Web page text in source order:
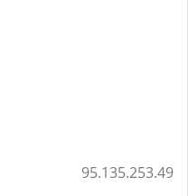
95.135.253.49